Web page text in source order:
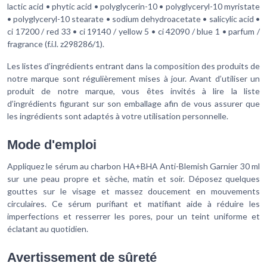
lactic acid • phytic acid • polyglycerin-10 • polyglyceryl-10 myristate
• polyglyceryl-10 stearate • sodium dehydroacetate • salicylic acid •
ci 17200 / red 33 • ci 19140 / yellow 5 • ci 42090 / blue 1 • parfum /
fragrance (f.i.l. z298286/1).
Les listes d’ingrédients entrant dans la composition des produits de
notre marque sont régulièrement mises à jour. Avant d’utiliser un
produit de notre marque, vous êtes invités à lire la liste
d’ingrédients figurant sur son emballage afin de vous assurer que
les ingrédients sont adaptés à votre utilisation personnelle.
Mode d'emploi
Appliquez le sérum au charbon HA+BHA Anti-Blemish Garnier 30 ml
sur une peau propre et sèche, matin et soir. Déposez quelques
gouttes sur le visage et massez doucement en mouvements
circulaires. Ce sérum purifiant et matifiant aide à réduire les
imperfections et resserrer les pores, pour un teint uniforme et
éclatant au quotidien.
Avertissement de sûreté